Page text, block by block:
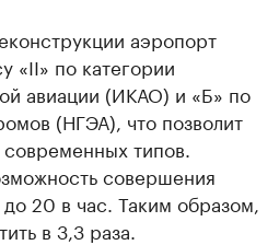
аэропорт
«II» по категории
авиации (ИКАО) и «Б» по
(НГЭА), что позволит
типов.
совершения
20 в час. Таким образом,
в 3,3 раза.